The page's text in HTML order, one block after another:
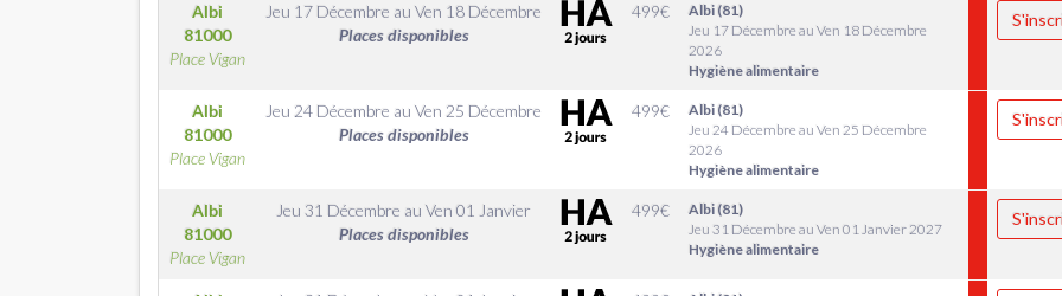
Albi
81000
Place Vigan
Jeu 17 Décembre auVen 18 Décembre
Places disponibles
499€
Albi (81)
Jeu 17 Décembre au Ven 18 Décembre
2026
Hygiène alimentaire
Albi
81000
Place Vigan
Jeu 24 Décembre auVen 25 Décembre
Places disponibles
499€
Albi (81)
Jeu 24 Décembre au Ven 25 Décembre
2026
Hygiène alimentaire
Albi
81000
Place Vigan
Jeu 31 Décembre auVen 01 Janvier
Places disponibles
499€
Albi (81)
Jeu 31 Décembre au Ven 01 Janvier 2027
Hygiène alimentaire